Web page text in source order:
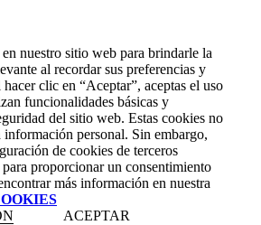
nuestro sitio web para brindarle la
al recordar sus preferencias y
clic en “Aceptar”, aceptas el uso
funcionalidades básicas y
del sitio web. Estas cookies no
información personal. Sin embargo,
de cookies de terceros
proporcionar un consentimiento
más información en nuestra
ACEPTAR